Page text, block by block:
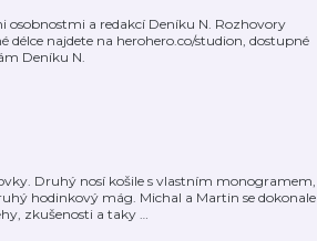
osobnostmi a redakcí Deníku N. Rozhovory
najdete na herohero.co/studion, dostupné
Deníku N.
Druhý nosí košile s vlastním monogramem,
hodinkový mág. Michal a Martin se dokonale
zkušenosti a taky …